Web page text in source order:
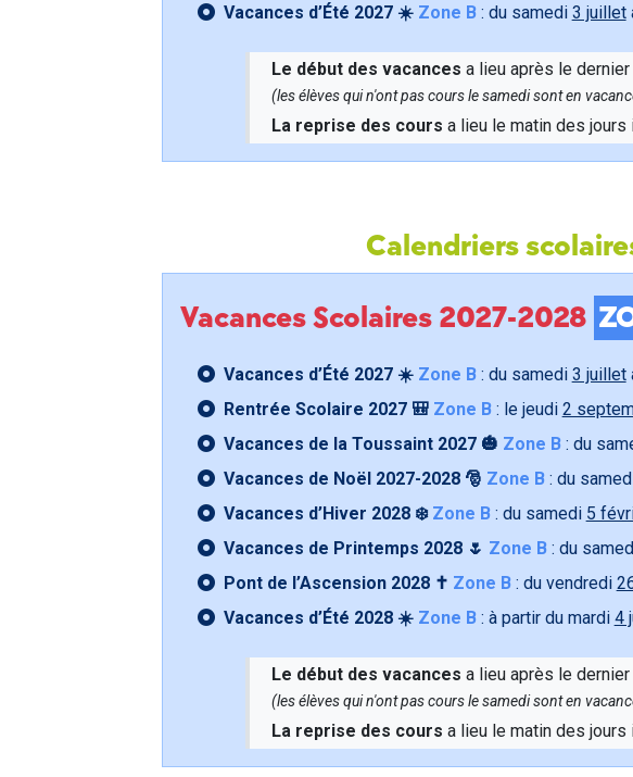
Vacances d’Été 2027 ☀️ Zone B: du samedi 3 juillet
Le début des vacances a lieu après le
(les élèves qui n'ont pas cours le samedi sont en
La reprise des cours a lieu le matin des jours
Calendriers
Vacances Scolaires 2027-2028
Vacances d’Été 2027 ☀️ Zone B: du samedi 3 juillet
Rentrée Scolaire 2027 🎒 Zone B: le jeudi 2
Vacances de la Toussaint 2027 🎃 Zone B: du
Vacances de Noël 2027-2028 🎅 Zone B: du
Vacances d’Hiver 2028 ❄️ Zone B: du samedi 5
Vacances de Printemps 2028 🌷 Zone B: du
Pont de l’Ascension 2028 ✝️ Zone B: du vendredi
Vacances d’Été 2028 ☀️ Zone B: à partir du mardi 4
Le début des vacances a lieu après le
(les élèves qui n'ont pas cours le samedi sont en
La reprise des cours a lieu le matin des jours